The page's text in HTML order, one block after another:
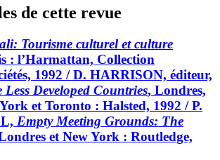
de cette revue
Tourisme culturel et culture
: l’Harmattan, Collection
1992 / D. HARRISON, éditeur,
Developed Countries, Londres,
et Toronto : Halsted, 1992 / P.
Empty Meeting Grounds: The
et New York : Routledge,